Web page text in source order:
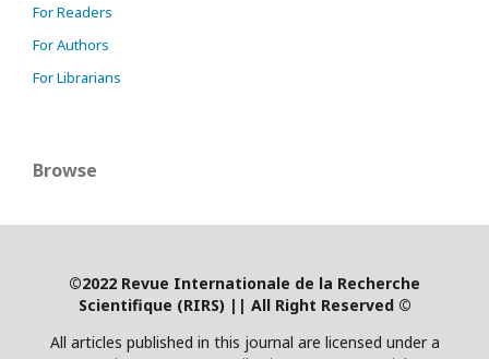
For Readers
For Authors
For Librarians
Browse
©2022 Revue Internationale de la Recherche
Scientifique (RIRS) | | All Right Reserved ©
All articles published in this journal are licensed under a